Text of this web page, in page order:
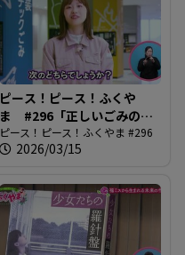
ピース！ピース！ふくや
ま #296「正しいごみの分
別と出し方」
ピース！ピース！ふくやま #296
2026/03/15